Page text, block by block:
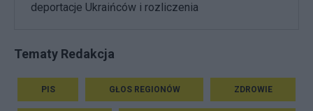
deportacje Ukraińców i rozliczenia
Tematy Redakcja
PIS GŁOS REGIONÓW ZDROWIE